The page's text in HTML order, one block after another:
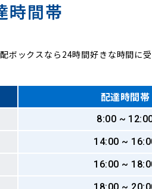
時間帯
ボックスなら24時間好きな時間に受
配達時間帯
8:00 ~
14:00 ~
16:00 ~